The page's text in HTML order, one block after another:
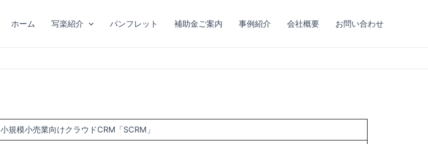
ホーム 写楽紹介 パンフレット 補助金ご案内 事例紹介 会社概要 お問い合わせ
小規模小売業向けクラウドCRM「SCRM」